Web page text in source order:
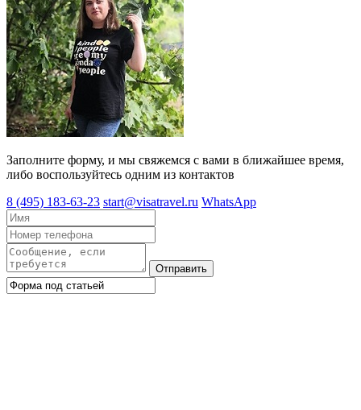
Заполните форму, и мы свяжемся с вами в ближайшее время,
либо воспользуйтесь одним из контактов
8 (495) 183-63-23 start@visatravel.ru WhatsApp
Отправить